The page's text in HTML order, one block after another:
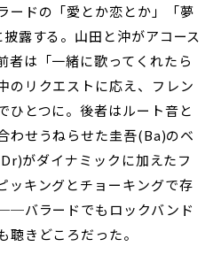
ードの「愛とか恋とか」「夢
露する。山田と沖がアコース
者は「一緒に歌ってくれたら
のリクエストに応え、フレン
ひとつに。後者はルート音と
わせうねらせた圭吾(Ba)のベ
がダイナミックに加えたフ
ッキングとチョーキングで存
バラードでもロックバンド
きどころだった。